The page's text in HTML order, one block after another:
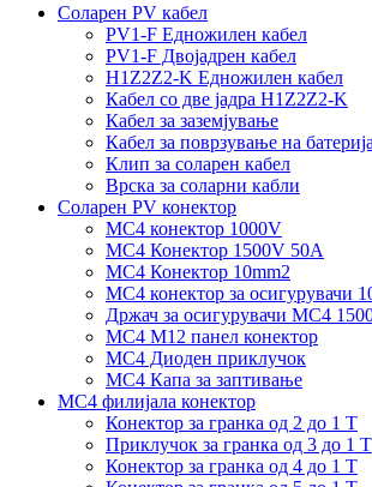
Соларен PV кабел
PV1-F Едножилен кабел
PV1-F Двојадрен кабел
H1Z2Z2-K Едножилен кабел
Кабел со две јадра H1Z2Z2-K
Кабел за заземјување
Кабел за поврзување на
Клип за соларен кабел
Врска за соларни кабли
Соларен PV конектор
MC4 конектор 1000V
MC4 Конектор 1500V 50A
MC4 Конектор 10mm2
MC4 конектор за осигурувачи
Држач за осигурувачи MC4
MC4 M12 панел конектор
MC4 Диоден приклучок
MC4 Капа за заптивање
MC4 филијала конектор
Конектор за гранка од 2 до 1 Т
Приклучок за гранка од 3 до 1 Т
Конектор за гранка од 4 до 1 Т